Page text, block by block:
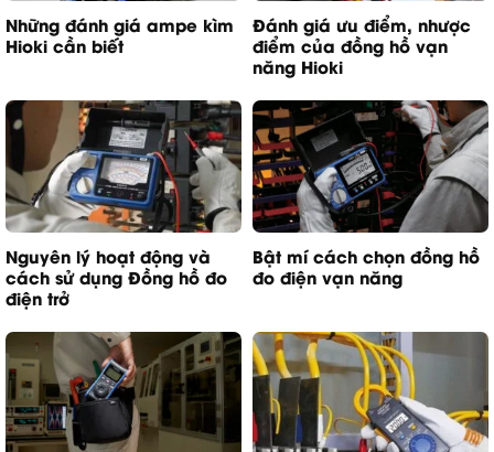
Những đánh giá ampe kìm
Hioki cần biết
Đánh giá ưu điểm, nhược
điểm của đồng hồ vạn
năng Hioki
Nguyên lý hoạt động và
cách sử dụng Đồng hồ đo
điện trở
Bật mí cách chọn đồng hồ
đo điện vạn năng